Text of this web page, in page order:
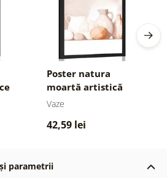
Poster natura
moartă artistică
Vaze
42,59 lei
parametrii